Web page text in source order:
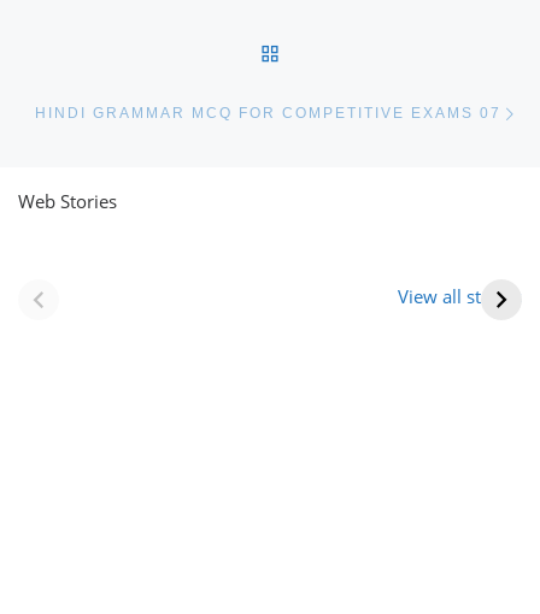
HINDI GRAMMAR MCQ FOR COMPETITIVE EXAMS 07
Web Stories
View all stories
(राजस्थान) |
आभूषण (women’s